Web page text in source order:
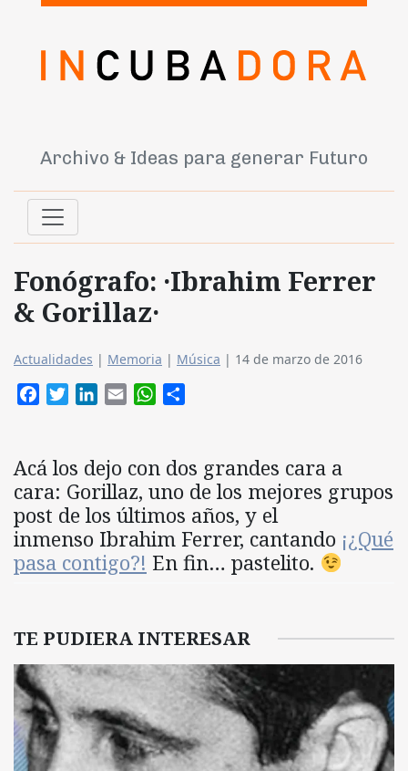
Archivo & Ideas para generar Futuro
Fonógrafo: ·Ibrahim Ferrer
& Gorillaz·
Actualidades | Memoria | Música | 14 de marzo de 2016
FacebookTwitterLinkedIn
Email WhatsApp
Acá los dejo con dos grandes cara a
cara: Gorillaz, uno de los mejores grupos
post de los últimos años, y el
inmenso Ibrahim Ferrer, cantando ¡¿Qué
pasa contigo?! En fin… pastelito.
TE PUDIERA INTERESAR